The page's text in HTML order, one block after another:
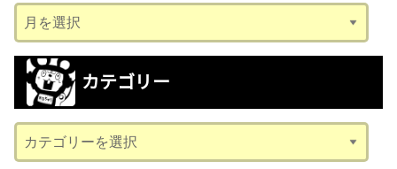
ー
カ
ブ
カテゴリー
テ